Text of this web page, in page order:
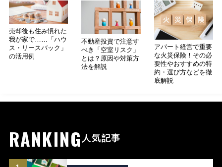
売却後も住み慣れた
我が家で……「ハウ
ス・リースバック」
の活用例
不動産投資で注意す
べき「空室リスク」
とは？原因や対策方
法を解説
アパート経営で重要
な火災保険！その必
要性やおすすめの特
約・選び方などを徹
底解説
RANKING 人気記事